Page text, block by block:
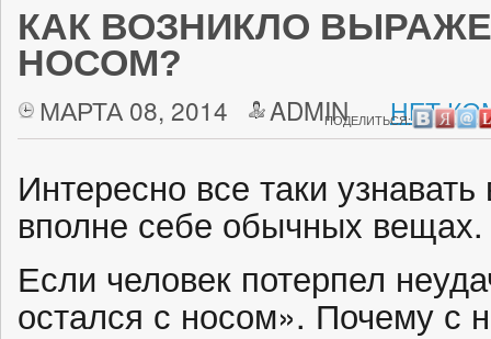
КАК ВОЗНИКЛО
НОСОМ?
МАРТА 08, 2014 ADMIN НЕТ
ПОДЕЛИТЬСЯ:
Интересно все таки
вполне себе обычных
Если человек потерпел
остался с носом». Почему